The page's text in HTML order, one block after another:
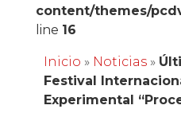
content/themes/
line 16
Inicio » Noticias»
Festival
Experimental